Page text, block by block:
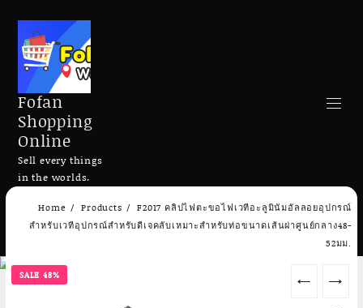
Skip
content
Fofan
Shopping
Online
Sell every things
in the worlds.
Search
Home Products
F2017 คลิปไฟตะขอไฟเวทีอะลูมินัมอัลลอยอุปกรณ์
สำหรับเวทีอุปกรณ์สำหรับดีเจคลับเหมาะสำหรับท่อขนาดเส้นผ่าศูนย์กลาง48-
52มม.
SALE 48% ← →